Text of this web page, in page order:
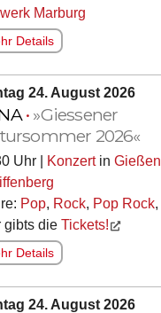
Marburg
Details
24. August 2026
• »Giessener
2026«
Uhr | Konzertin Gießen
Pop, Rock, Pop Rock,
gibts die Tickets!
Details
24. August 2026